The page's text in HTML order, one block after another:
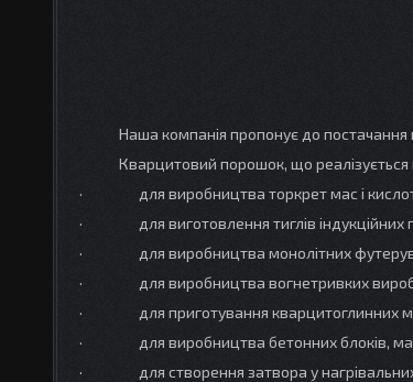
Наша компанія пропонує до
Кварцитовий порошок, що реалізується
· для виробництва торкрет мас і
· для виготовлення тиглів індукційних
· для виробництва монолітних
· для виробництва вогнетривких
· для приготування кварцитоглинних
· для виробництва бетонних блоків, мас,
· для створення затвора у нагрівальних